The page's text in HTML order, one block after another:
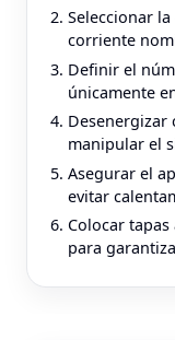
Seleccionar la
corriente
Definir el
únicamente
Desenergizar
manipular el
Asegurar el
evitar
Colocar
para